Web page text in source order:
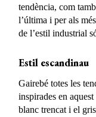
tendència, com
l’última i per als
de l’estil industrial
Estil escandinau
Gairebé totes les
inspirades en
blanc trencat i el